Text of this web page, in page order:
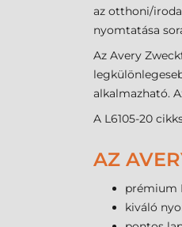
az otthoni/
nyomtatása
Az Avery
alkalmazható.
A L6105-20
AZ
prémium
kiváló